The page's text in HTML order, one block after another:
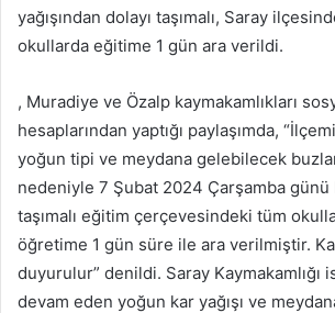
yağışından dolayı taşımalı, Saray
okullarda eğitime 1 gün ara verildi.
, Muradiye ve Özalp kaymakamlıkları
hesaplarından yaptığı paylaşımda,
yoğun tipi ve meydana gelebilecek
nedeniyle 7 Şubat 2024 Çarşamba günü
taşımalı eğitim çerçevesindeki tüm
öğretime 1 gün süre ile ara verilmiştir.
duyurulur” denildi. Saray Kaymakamlığı
devam eden yoğun kar yağışı ve